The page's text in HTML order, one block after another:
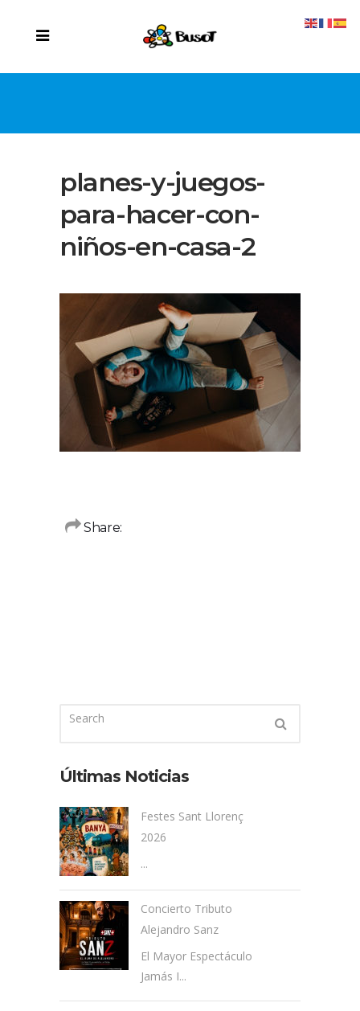
planes-y-juegos-
para-hacer-con-
niños-en-casa-2
Share:
Últimas Noticias
Festes Sant Llorenç
2026
...
Concierto Tributo
Alejandro Sanz
El Mayor Espectáculo
Jamás I...